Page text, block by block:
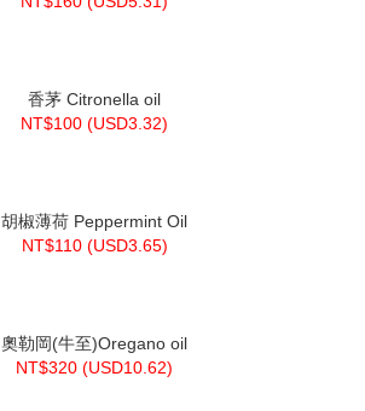
香茅 Citronella oil
NT$100 (USD3.32)
胡椒薄荷 Peppermint Oil
NT$110 (USD3.65)
奧勒岡(牛至)Oregano oil
NT$320 (USD10.62)